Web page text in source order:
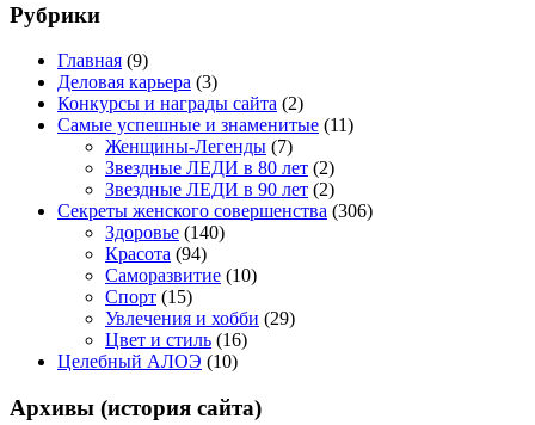
Рубрики
Главная (9)
Деловая карьера (3)
Конкурсы и награды сайта (2)
Самые успешные и знаменитые (11)
Женщины-Легенды (7)
Звездные ЛЕДИ в 80 лет (2)
Звездные ЛЕДИ в 90 лет (2)
Секреты женского совершенства (306)
Здоровье (140)
Красота (94)
Саморазвитие (10)
Спорт (15)
Увлечения и хобби (29)
Цвет и стиль (16)
Целебный АЛОЭ (10)
Архивы (история сайта)